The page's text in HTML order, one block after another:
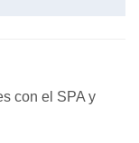
con el SPA y